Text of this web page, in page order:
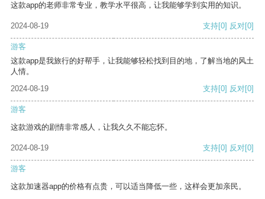
这款app的老师非常专业，教学水平很高，让我能够学到实用的知识。
2024-08-19 支持[0] 反对[0]
游客
这款app是我旅行的好帮手，让我能够轻松找到目的地，了解当地的风土
人情。
2024-08-19
支持[0] 反对[0]
游客
这款游戏的剧情非常感人，让我久久不能忘怀。
2024-08-19 支持[0] 反对[0]
游客
这款加速器app的价格有点贵，可以适当降低一些，这样会更加亲民。